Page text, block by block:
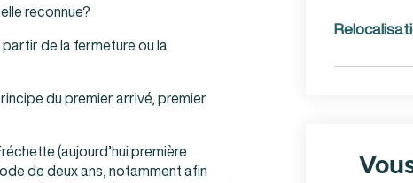
reconnue?
de la fermeture ou la
du premier arrivé, premier
(aujourd’hui première
de deux ans, notamment afin